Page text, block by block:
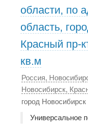
области, по
область,
Красный пр-
кв.м
Россия,
Новосибирск,
город Новосибирск
Универсальное